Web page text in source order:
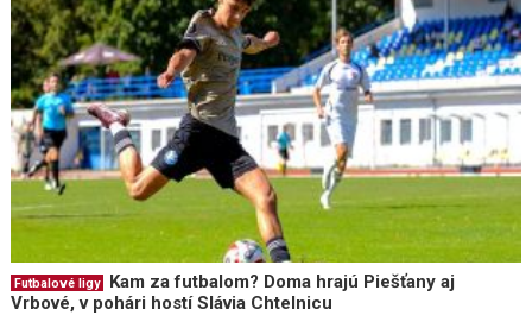
Futbalové ligy
Kam za futbalom? Doma hrajú Piešťany aj
Vrbové, v pohári hostí Slávia Chtelnicu